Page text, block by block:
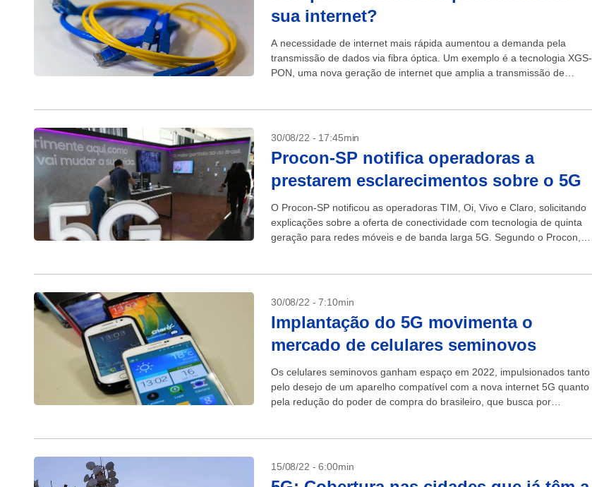
sua internet?
A necessidade de internet mais rápida aumentou a demanda pela
transmissão de dados via fibra óptica. Um exemplo é a tecnologia XGS-
PON, uma nova geração de internet que amplia a transmissão de
30/08/22 - 17:45min
Procon-SP notifica operadoras a
prestarem esclarecimentos sobre o 5G
O Procon-SP notificou as operadoras TIM, Oi, Vivo e Claro, solicitando
explicações sobre a oferta de conectividade com tecnologia de quinta
geração para redes móveis e de banda larga 5G. Segundo o Procon,
30/08/22 - 7:10min
Implantação do 5G movimenta o
mercado de celulares seminovos
Os celulares seminovos ganham espaço em 2022, impulsionados tanto
pelo desejo de um aparelho compatível com a nova internet 5G quanto
pela redução do poder de compra do brasileiro, que busca por
15/08/22 - 6:00min